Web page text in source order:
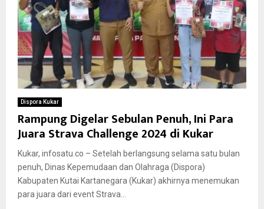
Dispora Kukar
Rampung Digelar Sebulan Penuh, Ini Para
Juara Strava Challenge 2024 di Kukar
Kukar, infosatu.co – Setelah berlangsung selama satu bulan
penuh, Dinas Kepemudaan dan Olahraga (Dispora)
Kabupaten Kutai Kartanegara (Kukar) akhirnya menemukan
para juara dari event Strava...